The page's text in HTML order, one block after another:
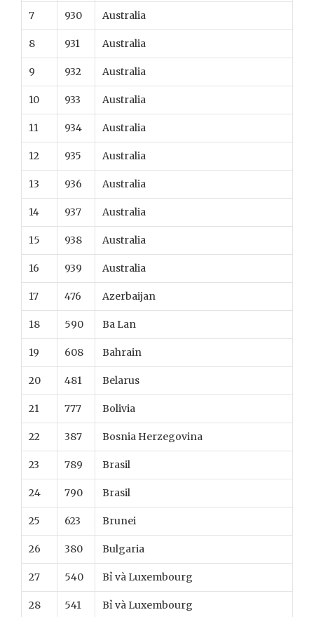
7 930 Australia
8 931 Australia
9 932 Australia
10 933 Australia
11 934 Australia
12 935 Australia
13 936 Australia
14 937 Australia
15 938 Australia
16 939 Australia
17 476 Azerbaijan
18 590 Ba Lan
19 608 Bahrain
20 481 Belarus
21 777 Bolivia
22 387 Bosnia Herzegovina
23 789 Brasil
24 790 Brasil
25 623 Brunei
26 380 Bulgaria
27 540 Bỉ và Luxembourg
28 541 Bỉ và Luxembourg